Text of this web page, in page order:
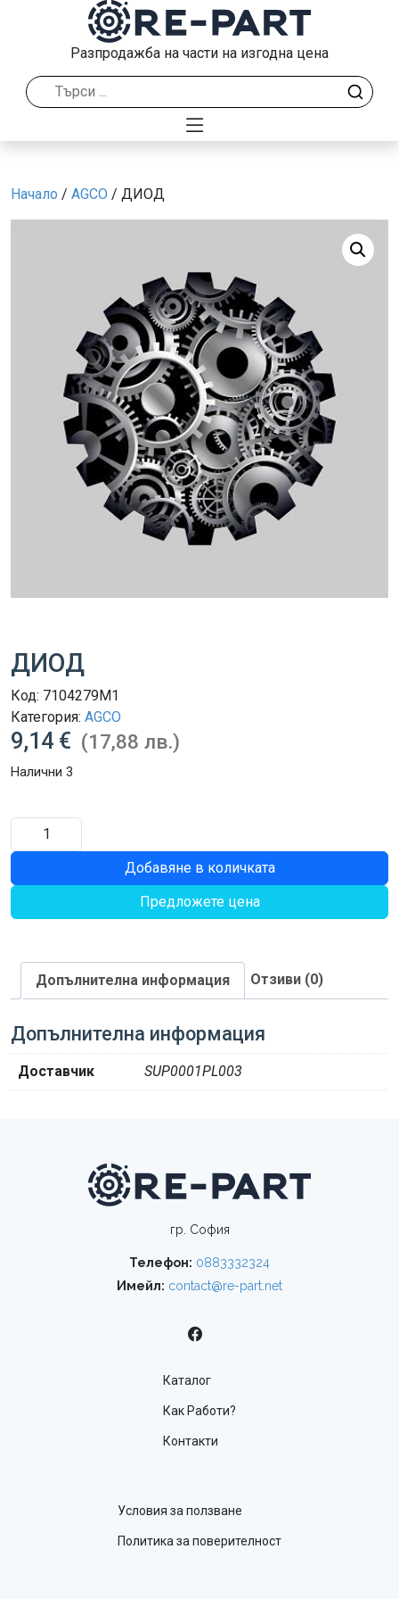
Разпродажба на части на изгодна цена
Начало / AGCO / ДИОД
ДИОД
Код: 7104279M1
Категория: AGCO
9,14 € (17,88 лв.)
Налични 3
количество
за
Добавяне в количката
Предложете цена
Допълнителна информация Отзиви (0)
Допълнителна информация
Доставчик SUP0001PL003
гр. София
Телефон: 0883332324
Имейл: contact@re-part.net
Каталог
Как Работи?
Контакти
Условия за ползване
Политика за поверителност